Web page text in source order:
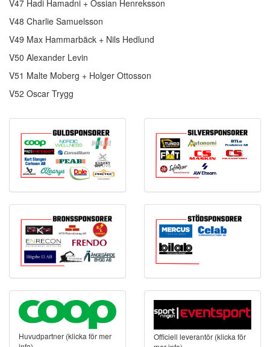
V47 Hadi Hamadni + Ossian Henreksson
V48 Charlie Samuelsson
V49 Max Hammarbäck + Nils Hedlund
V50 Alexander Levin
V51 Malte Moberg + Holger Ottosson
V52 Oscar Trygg
Huvudpartner (klicka för mer
Officiell leverantör (klicka för